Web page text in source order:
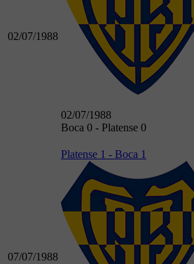
02/07/1988
02/07/1988
Boca 0 - Platense 0
07/07/1988
Platense 1 - Boca 1